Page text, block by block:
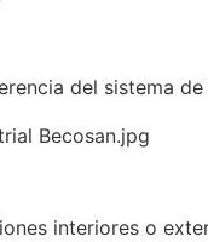
del sistema de
interiores o